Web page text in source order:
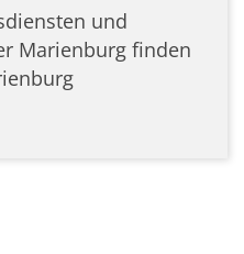
und
Marienburg finden